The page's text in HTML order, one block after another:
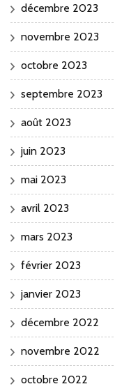
décembre 2023
novembre 2023
octobre 2023
septembre 2023
août 2023
juin 2023
mai 2023
avril 2023
mars 2023
février 2023
janvier 2023
décembre 2022
novembre 2022
octobre 2022